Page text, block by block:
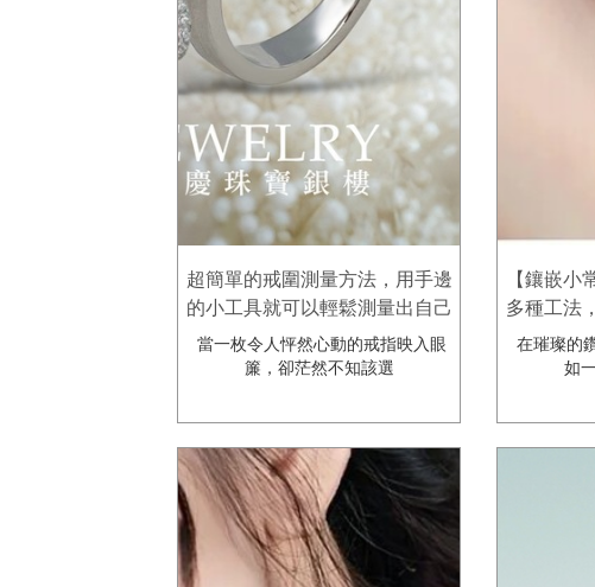
超簡單的戒圍測量方法，用手邊
的小工具就可以輕鬆測量出自己
的戒圍喔!屏東銀樓推薦-金慶珠
寶銀樓。
當一枚令人怦然心動的戒指映入眼
簾，卻茫然不知該選
【鑲嵌小
多種工法
見的鑲嵌
爪數該如
在璀璨的
如